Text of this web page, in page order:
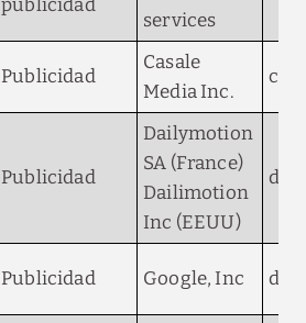
publicidad
services
Publicidad
Casale
Media Inc.
Publicidad
Dailymotion
SA (France)
Dailimotion
Inc (EEUU)
Publicidad Google, Inc